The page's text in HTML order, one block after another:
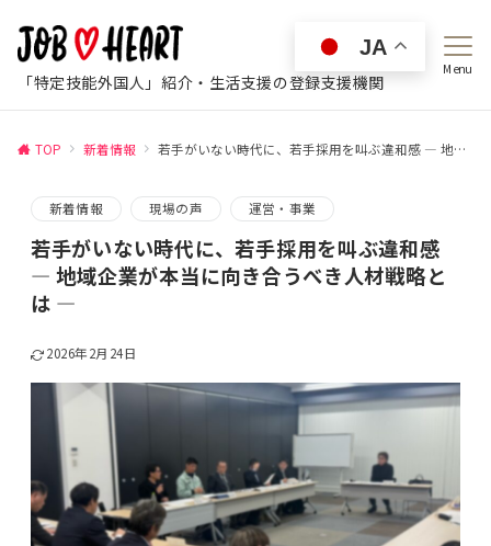
「特定技能外国人」紹介・生活支援の登録支援機関
Menu
TOP 新着情報 若手がいない時代に、若手採用を叫ぶ違和感 ― 地域企業が本当に向き合うべき人材戦略とは ―
新着情報 現場の声 運営・事業
若手がいない時代に、若手採用を叫ぶ違和感
― 地域企業が本当に向き合うべき人材戦略と
は ―
2026年2月24日
JA